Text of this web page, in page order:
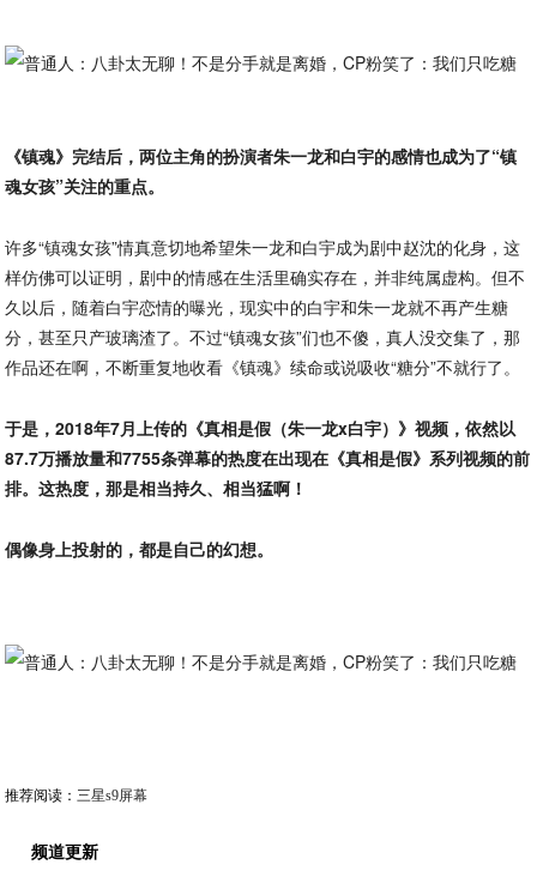
《镇魂》完结后，两位主角的扮演者朱一龙和白宇的感情也成为了“镇
魂女孩”关注的重点。
许多“镇魂女孩”情真意切地希望朱一龙和白宇成为剧中赵沈的化身，这
样仿佛可以证明，剧中的情感在生活里确实存在，并非纯属虚构。但不
久以后，随着白宇恋情的曝光，现实中的白宇和朱一龙就不再产生糖
分，甚至只产玻璃渣了。不过“镇魂女孩”们也不傻，真人没交集了，那
作品还在啊，不断重复地收看《镇魂》续命或说吸收“糖分”不就行了。
于是，2018年7月上传的《真相是假（朱一龙x白宇）》视频，依然以
87.7万播放量和7755条弹幕的热度在出现在《真相是假》系列视频的前
排。这热度，那是相当持久、相当猛啊！
偶像身上投射的，都是自己的幻想。
推荐阅读：三星s9屏幕
频道更新